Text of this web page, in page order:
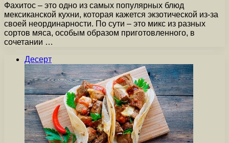
Фахитос – это одно из самых популярных блюд
мексиканской кухни, которая кажется экзотической из-за
своей неординарности. По сути – это микс из разных
сортов мяса, особым образом приготовленного, в
сочетании …
Десерт